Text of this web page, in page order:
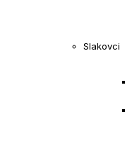
Slakovci